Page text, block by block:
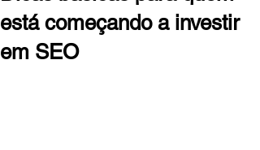
está começando a investir
em SEO